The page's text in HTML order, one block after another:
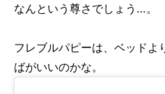
なんという尊さでしょう…。
フレブルパピーは、ベッドよ
ばがいいのかな。